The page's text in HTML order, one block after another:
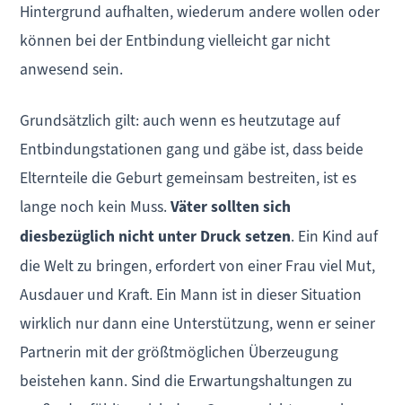
Hintergrund aufhalten, wiederum andere wollen oder
können bei der Entbindung vielleicht gar nicht
anwesend sein.
Grundsätzlich gilt: auch wenn es heutzutage auf
Entbindungstationen gang und gäbe ist, dass beide
Elternteile die Geburt gemeinsam bestreiten, ist es
lange noch kein Muss.Väter sollten sich
diesbezüglich nicht unter Druck setzen. Ein Kind auf
die Welt zu bringen, erfordert von einer Frau viel Mut,
Ausdauer und Kraft. Ein Mann ist in dieser Situation
wirklich nur dann eine Unterstützung, wenn er seiner
Partnerin mit der größtmöglichen Überzeugung
beistehen kann. Sind die Erwartungshaltungen zu